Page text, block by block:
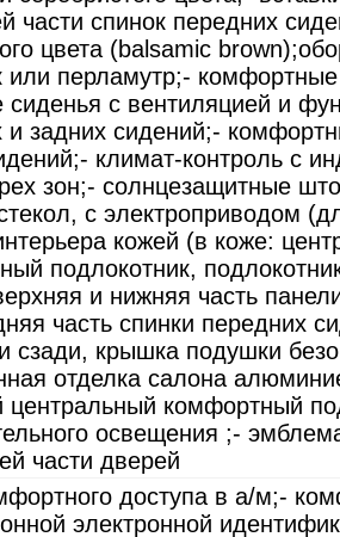
части спинок передних
цвета (balsamic
или перламутр;-
сиденья с вентиляцией и
и задних сидений;-
климат-контроль с
зон;- солнцезащитные
с электроприводом
кожей (в коже:
подлокотник,
и нижняя часть
часть спинки передних
сзади, крышка подушки
отделка салона
центральный комфортный
освещения ;-
части дверей
доступа в а/м;-
электронной